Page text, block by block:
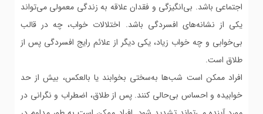
اجتماعی باشد. بی‌انگیزگی و فقدان علاقه به زندگی معمولی می‌تواند
یکی از نشانه‌های افسردگی باشد. اختلالات خواب، چه در قالب
بی‌خوابی و چه خواب زیاد، یکی دیگر از علائم رایج افسردگی پس از
طلاق است.
افراد ممکن است شب‌ها به‌سختی بخوابند یا بالعکس، بیش از حد
خوابیده و احساس بی‌حالی کنند. پس از طلاق، اضطراب و نگرانی در